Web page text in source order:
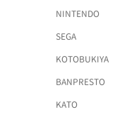
NINTENDO
SEGA
KOTOBUKIYA
BANPRESTO
KATO